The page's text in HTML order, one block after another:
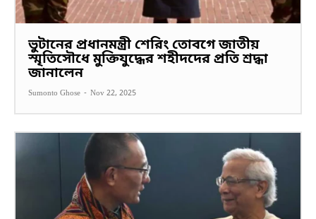
ভুটানের প্রধানমন্ত্রী শেরিং তোবগে জাতীয়
স্মৃতিসৌধে মুক্তিযুদ্ধের শহীদদের প্রতি শ্রদ্ধা
জানালেন
Sumonto Ghose - Nov 22, 2025